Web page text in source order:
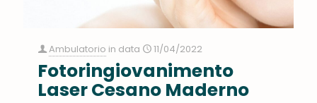
Ambulatorio in data 11/04/2022
Fotoringiovanimento
Laser Cesano Maderno